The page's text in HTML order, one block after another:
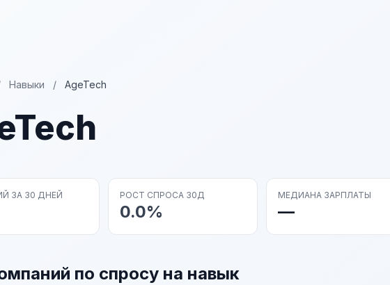
Навыки / AgeTech
ЗА 30 ДНЕЙ РОСТ СПРОСА 30Д
0.0%
МЕДИАНА ЗАРПЛАТЫ
—
по спросу на навык